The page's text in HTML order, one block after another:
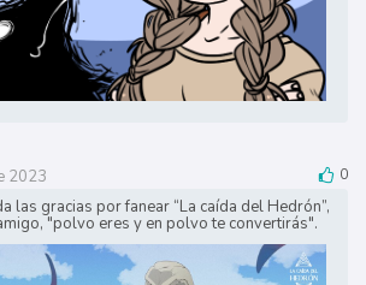
2023
0
las gracias por fanear “La caída del Hedrón”,
"polvo eres y en polvo te convertirás".